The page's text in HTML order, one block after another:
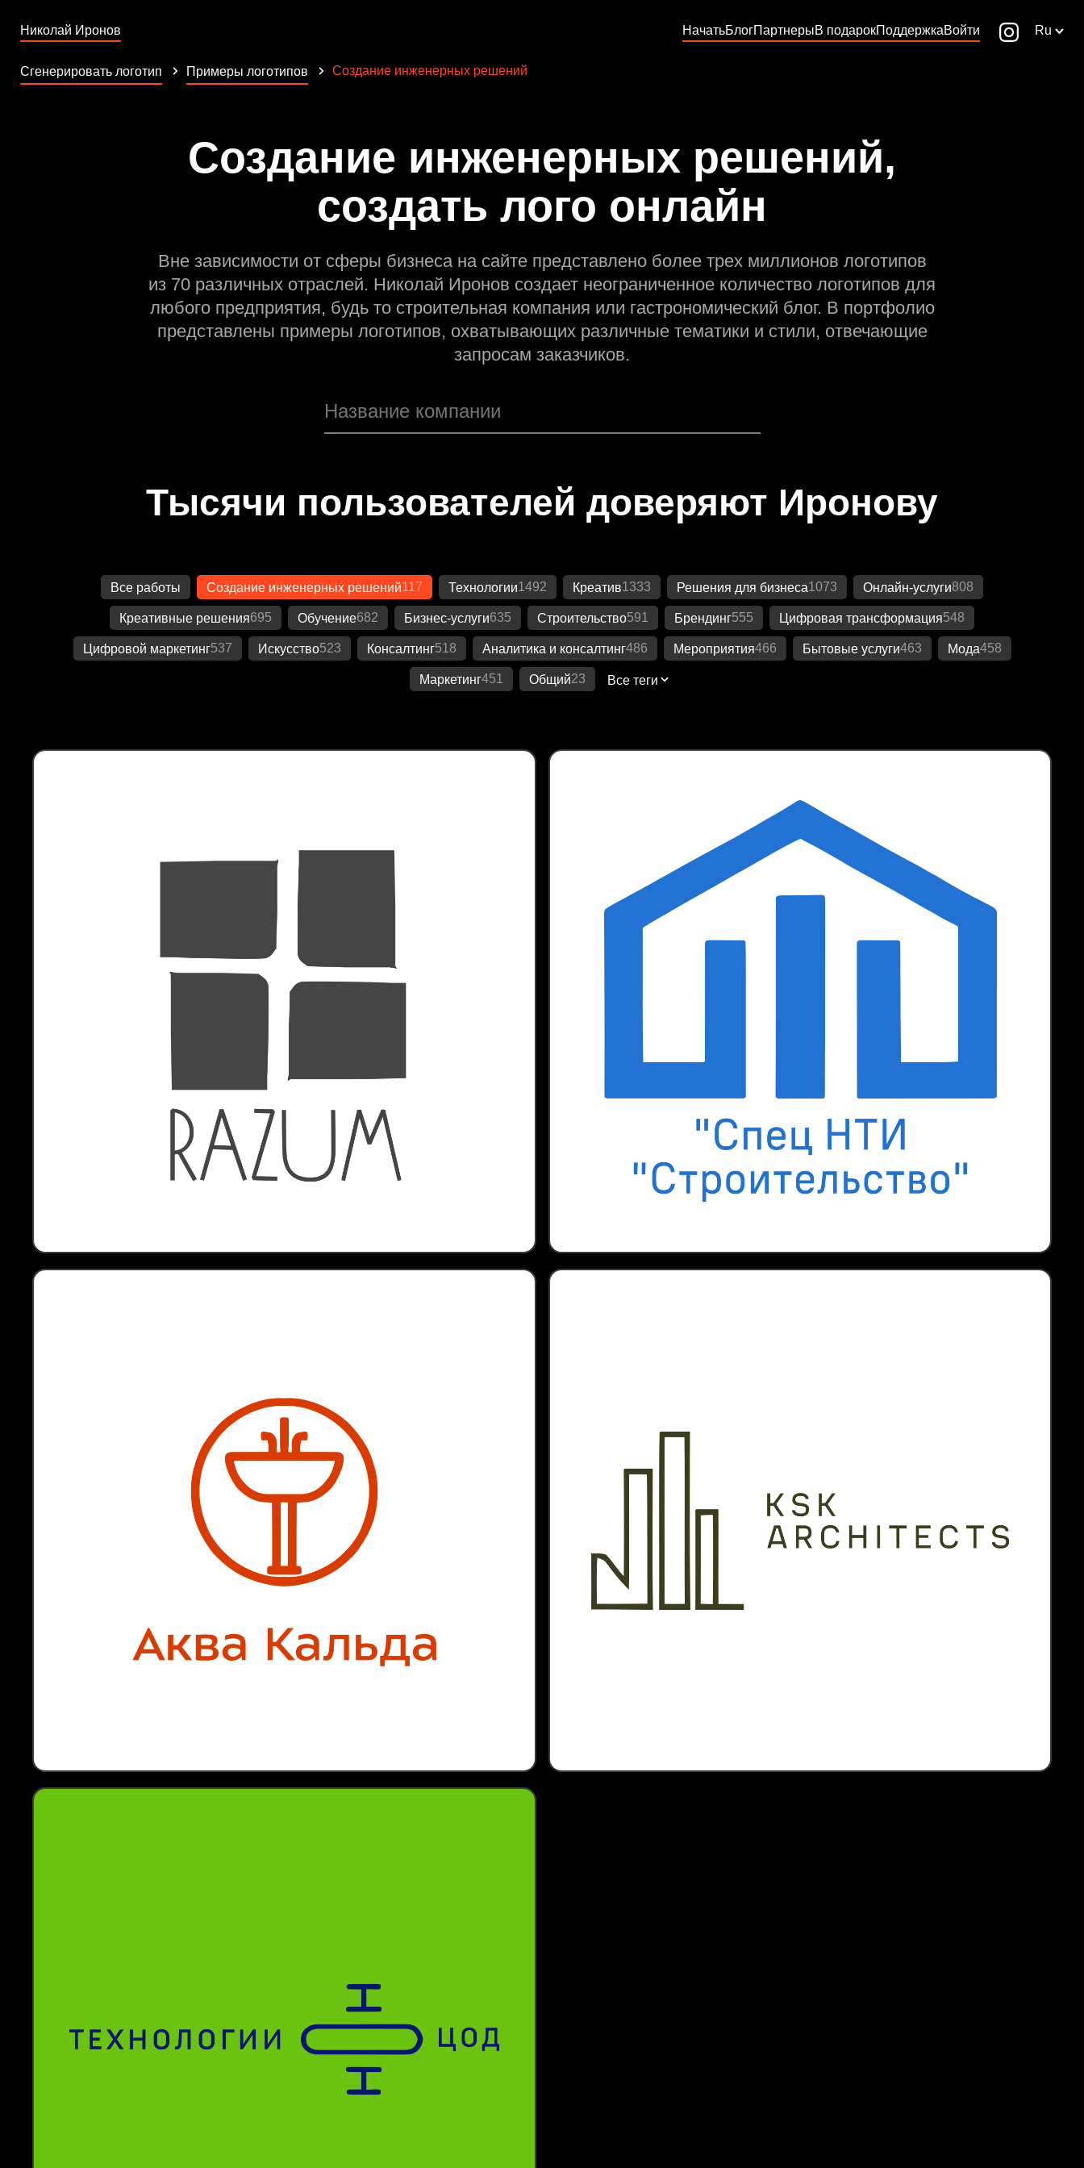
Николай Иронов НачатьБлогПартнерыВ подарокПоддержкаВойти Ru
Сгенерировать логотип Примеры логотипов Создание инженерных решений
Создание инженерных решений,
создать лого онлайн
Вне зависимости от сферы бизнеса на сайте представлено более трех миллионов логотипов
из 70 различных отраслей. Николай Иронов создает неограниченное количество логотипов для
любого предприятия, будь то строительная компания или гастрономический блог. В портфолио
представлены примеры логотипов, охватывающих различные тематики и стили, отвечающие
запросам заказчиков.
Тысячи пользователей доверяют Иронову
Все работы Создание инженерных решений117 Технологии1492 Креатив1333 Решения для бизнеса1073 Онлайн-услуги808
Креативные решения695 Обучение682 Бизнес-услуги635 Строительство591 Брендинг555 Цифровая трансформация548
Цифровой маркетинг537 Искусство523 Консалтинг518 Аналитика и консалтинг486 Мероприятия466 Бытовые услуги463 Мода458
Маркетинг451 Общий23 Все теги